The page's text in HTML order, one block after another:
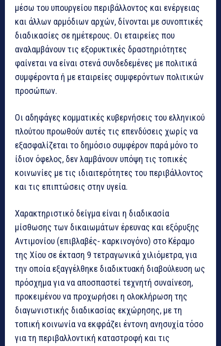
μέσω του υπουργείου περιβάλλοντος και ενέργειας
και άλλων αρμόδιων αρχών, δίνονται με συνοπτικές
διαδικασίες σε ημέτερους. Οι εταιρείες που
αναλαμβάνουν τις εξορυκτικές δραστηριότητες
φαίνεται να είναι στενά συνδεδεμένες με πολιτικά
συμφέροντα ή με εταιρείες συμφερόντων πολιτικών
προσώπων.
Οι αδηφάγες κομματικές κυβερνήσεις του ελληνικού
πλούτου προωθούν αυτές τις επενδύσεις χωρίς να
εξασφαλίζεται το δημόσιο συμφέρον παρά μόνο το
ίδιον όφελος, δεν λαμβάνουν υπόψη τις τοπικές
κοινωνίες με τις ιδιαιτερότητες του περιβάλλοντος
και τις επιπτώσεις στην υγεία.
Χαρακτηριστικό δείγμα είναι η διαδικασία
μίσθωσης των δικαιωμάτων έρευνας και εξόρυξης
Αντιμονίου (επιβλαβές- καρκινογόνο) στο Κέραμο
της Χίου σε έκταση 9 τετραγωνικά χιλιόμετρα, για
την οποία εξαγγέλθηκε διαδικτυακή διαβούλευση ως
πρόσχημα για να αποσπαστεί τεχνητή συναίνεση,
προκειμένου να προχωρήσει η ολοκλήρωση της
διαγωνιστικής διαδικασίας εκχώρησης, με τη
τοπική κοινωνία να εκφράζει έντονη ανησυχία τόσο
για τη περιβαλλοντική καταστροφή και τις